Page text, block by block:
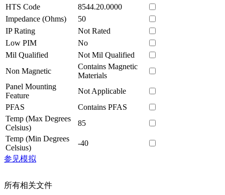
HTS Code
8544.20.0000
Impedance (Ohms)
50
IP Rating
Not Rated
Low PIM
No
Mil Qualified
Not Mil Qualified
Non Magnetic
Contains Magnetic
Materials
Panel Mounting
Feature
Not Applicable
PFAS
Contains PFAS
Temp (Max Degrees
Celsius)
85
Temp (Min Degrees
Celsius)
-40
参见模拟
所有相关文件